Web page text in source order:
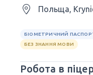
Польща,
БІОМЕТРИЧНИЙ
БЕЗ ЗНАННЯ МОВИ
Робота в